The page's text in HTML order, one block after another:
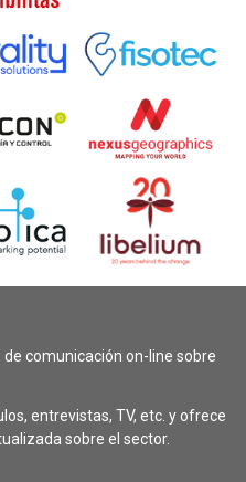
de comunicación on-line sobre
entrevistas, TV, etc. y ofrece
sobre el sector.